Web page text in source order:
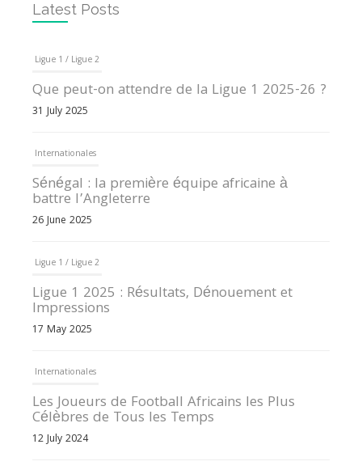
Latest Posts
Ligue 1 / Ligue 2
Que peut-on attendre de la Ligue 1 2025-26 ?
31 July 2025
Internationales
Sénégal : la première équipe africaine à
battre l’Angleterre
26 June 2025
Ligue 1 / Ligue 2
Ligue 1 2025 : Résultats, Dénouement et
Impressions
17 May 2025
Internationales
Les Joueurs de Football Africains les Plus
Célèbres de Tous les Temps
12 July 2024